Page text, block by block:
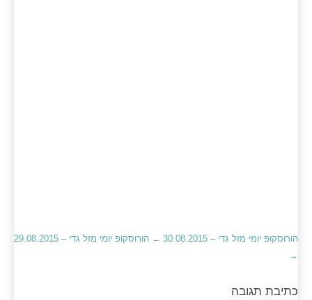
← הורוסקופ יומי מזל גדי – 29.08.2015
הורוסקופ יומי מזל גדי – 30.08.2015
→
כתיבת תגובה